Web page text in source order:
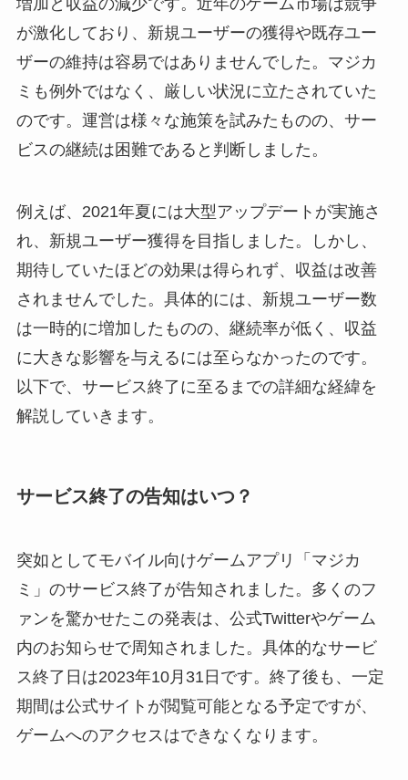
増加と収益の減少です。近年のゲーム市場は競争
が激化しており、新規ユーザーの獲得や既存ユー
ザーの維持は容易ではありませんでした。マジカ
ミも例外ではなく、厳しい状況に立たされていた
のです。運営は様々な施策を試みたものの、サー
ビスの継続は困難であると判断しました。
例えば、2021年夏には大型アップデートが実施さ
れ、新規ユーザー獲得を目指しました。しかし、
期待していたほどの効果は得られず、収益は改善
されませんでした。具体的には、新規ユーザー数
は一時的に増加したものの、継続率が低く、収益
に大きな影響を与えるには至らなかったのです。
以下で、サービス終了に至るまでの詳細な経緯を
解説していきます。
サービス終了の告知はいつ？
突如としてモバイル向けゲームアプリ「マジカ
ミ」のサービス終了が告知されました。多くのフ
ァンを驚かせたこの発表は、公式Twitterやゲーム
内のお知らせで周知されました。具体的なサービ
ス終了日は2023年10月31日です。終了後も、一定
期間は公式サイトが閲覧可能となる予定ですが、
ゲームへのアクセスはできなくなります。